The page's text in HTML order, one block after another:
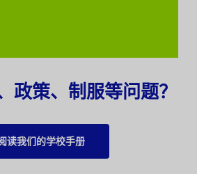
政策、制服等问题？
读我们的学校手册